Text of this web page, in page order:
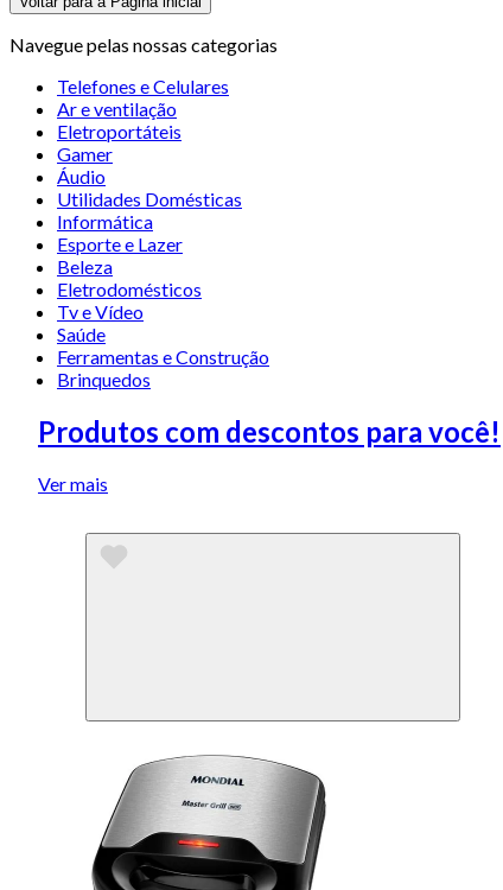
Navegue pelas nossas categorias
Telefones e Celulares
Ar e ventilação
Eletroportáteis
Gamer
Áudio
Utilidades Domésticas
Informática
Esporte e Lazer
Beleza
Eletrodomésticos
Tv e Vídeo
Saúde
Ferramentas e Construção
Brinquedos
Produtos com descontos para você!
Ver mais